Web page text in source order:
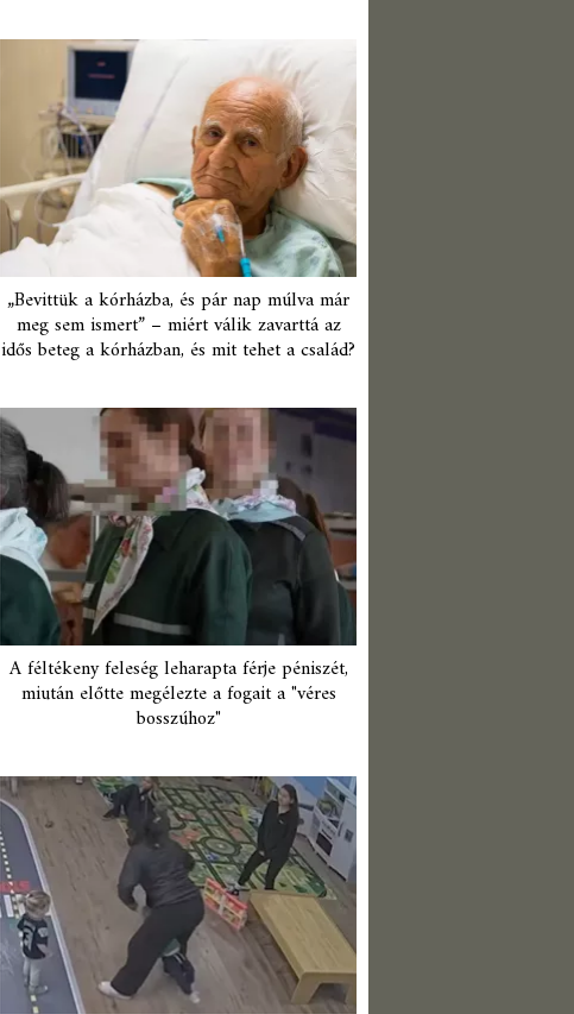
„Bevittük a kórházba, és pár nap múlva már
meg sem ismert” – miért válik zavarttá az
idős beteg a kórházban, és mit tehet a család?
A féltékeny feleség leharapta férje péniszét,
miután előtte megélezte a fogait a "véres
bosszúhoz"